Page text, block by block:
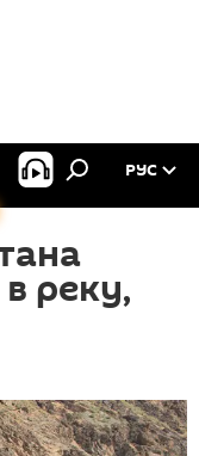
РУС
реку,